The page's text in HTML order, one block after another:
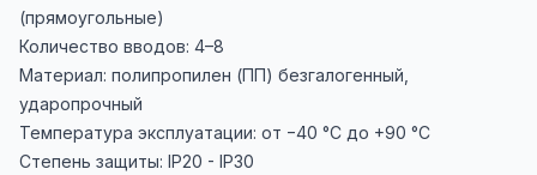
(прямоугольные)
Количество вводов: 4–8
Материал: полипропилен (ПП) безгалогенный,
ударопрочный
Температура эксплуатации: от −40 °C до +90 °C
Степень защиты: IP20 - IP30